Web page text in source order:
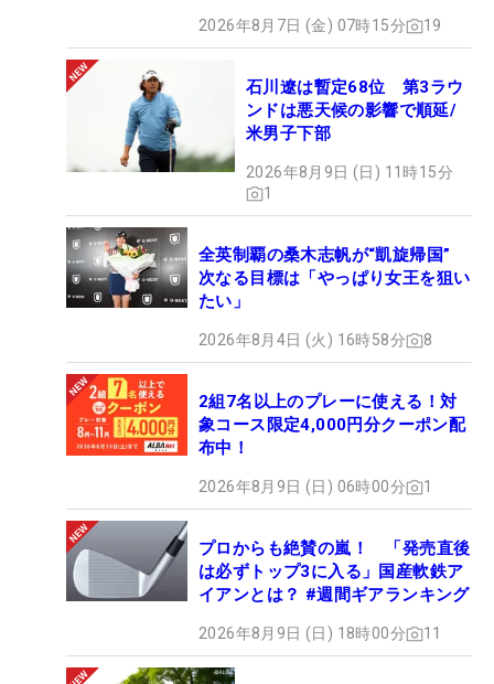
2026年8月7日 (金) 07時15分 19
石川遼は暫定68位 第3ラウ
ンドは悪天候の影響で順延/
米男子下部
2026年8月9日 (日) 11時15分
1
全英制覇の桑木志帆が“凱旋帰国”
次なる目標は「やっぱり女王を狙い
たい」
2026年8月4日 (火) 16時58分 8
2組7名以上のプレーに使える！対
象コース限定4,000円分クーポン配
布中！
2026年8月9日 (日) 06時00分 1
プロからも絶賛の嵐！ 「発売直後
は必ずトップ3に入る」国産軟鉄ア
イアンとは？ #週間ギアランキング
2026年8月9日 (日) 18時00分 11